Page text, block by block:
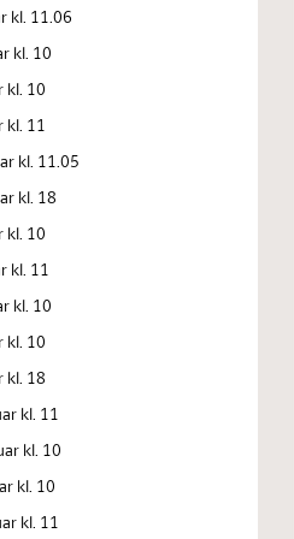
kl. 11.06
kl. 10
kl. 10
kl. 11
kl. 11.05
kl. 18
kl. 10
kl. 11
kl. 10
kl. 10
kl. 18
kl. 11
kl. 10
kl. 10
kl. 11